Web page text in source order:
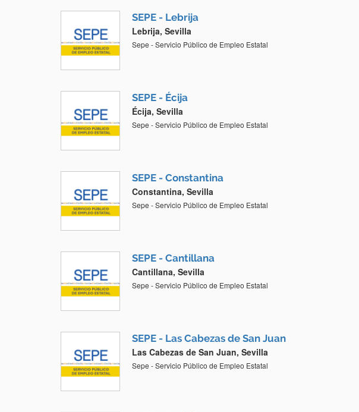
SEPE - Lebrija
Lebrija, Sevilla
Sepe - Servicio Público de Empleo Estatal
SEPE - Écija
Écija, Sevilla
Sepe - Servicio Público de Empleo Estatal
SEPE - Constantina
Constantina, Sevilla
Sepe - Servicio Público de Empleo Estatal
SEPE - Cantillana
Cantillana, Sevilla
Sepe - Servicio Público de Empleo Estatal
SEPE - Las Cabezas de San Juan
Las Cabezas de San Juan, Sevilla
Sepe - Servicio Público de Empleo Estatal